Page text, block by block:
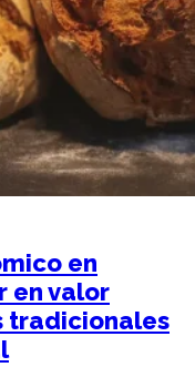
en
en valor
tradicionales